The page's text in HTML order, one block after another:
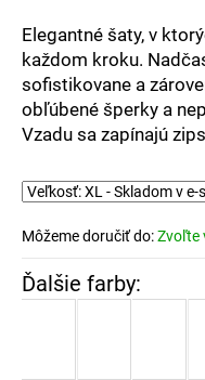
hviezdičiek.
Elegantné šaty, v
každom kroku.
sofistikovane a
obľúbené šperky a
Vzadu sa zapínajú
Môžeme doručiť do:Zvoľte